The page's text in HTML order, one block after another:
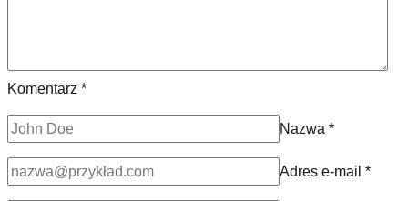
Komentarz *
Nazwa *
Adres e-mail *